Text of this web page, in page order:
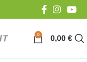
0 0,00 €